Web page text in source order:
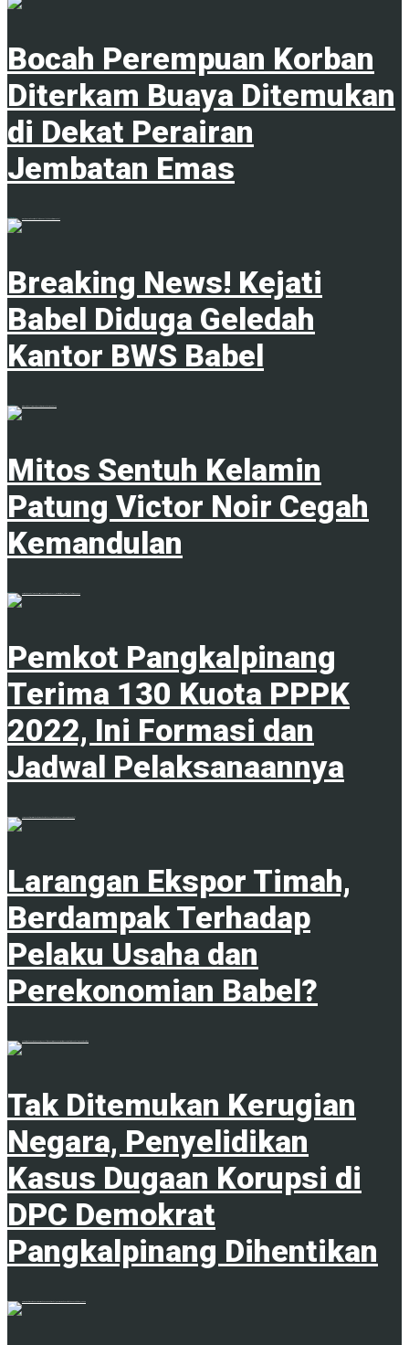
Bocah Perempuan Korban
Diterkam Buaya Ditemukan
di Dekat Perairan
Jembatan Emas
Breaking News! Kejati
Babel Diduga Geledah
Kantor BWS Babel
Mitos Sentuh Kelamin
Patung Victor Noir Cegah
Kemandulan
Pemkot Pangkalpinang
Terima 130 Kuota PPPK
2022, Ini Formasi dan
Jadwal Pelaksanaannya
Larangan Ekspor Timah,
Berdampak Terhadap
Pelaku Usaha dan
Perekonomian Babel?
Tak Ditemukan Kerugian
Negara, Penyelidikan
Kasus Dugaan Korupsi di
DPC Demokrat
Pangkalpinang Dihentikan